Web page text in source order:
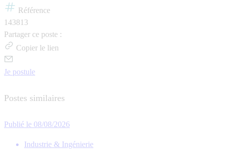
Référence
143813
Partager ce poste :
Copier le lien
Je postule
Postes similaires
Publié le 08/08/2026
Industrie & Ingénierie